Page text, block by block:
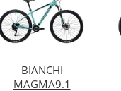
BIANCHI
MAGMA9.1